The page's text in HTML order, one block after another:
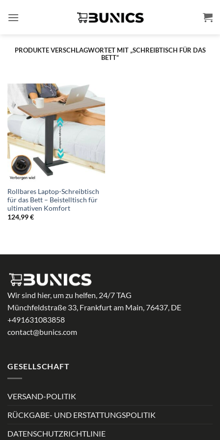
Inhalt
PRODUKTE VERSCHLAGWORTET MIT „SCHREIBTISCH FÜR DAS
BETT“
Rollbares Laptop-Schreibtisch
für das Bett – Beistelltisch für
ultimativen Komfort
124,99€
Wir sind hier, um zu helfen, 24/7 TAG
Münchfeldstraße 33, Frankfurt am Main, 76437, DE
+491631083858
contact@bunics.com
GESELLSCHAFT
VERSAND-POLITIK
RÜCKGABE- UND ERSTATTUNGSPOLITIK
DATENSCHUTZRICHTLINIE